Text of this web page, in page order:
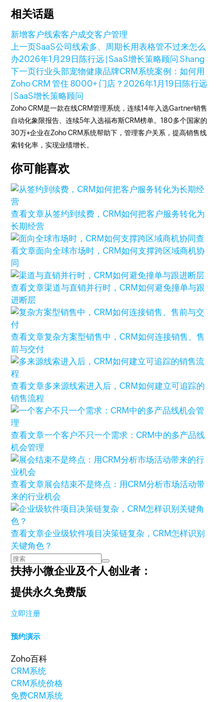
相关话题
新增客户线索客户成交客户管理
上一页SaaS公司线索多、周期长用表格管不过来怎么
办2026年1月29日 陈行远 | SaaS增长策略顾问 Shang
下一页行业头部宠物健康品牌CRM系统案例：如何用
Zoho CRM 管住 8000+ 门店？ 2026年1月19日 陈行远
| SaaS增长策略顾问
Zoho CRM是一款在线CRM管理系统，连续14年入选Gartner销售
自动化象限报告、连续5年入选福布斯CRM榜单。180多个国家的
30万+企业在Zoho CRM系统帮助下，管理客户关系，提高销售线
索转化率，实现业绩增长。
你可能喜欢
查看文章从签约到续费，CRM如何把客户服务转化为
长期经营
查
看文章面向全球市场时，CRM如何支撑跨区域商机协
同
查看文章渠道与直销并行时，CRM如何避免撞单与跟
进断层
查看文章复杂方案型销售中，CRM如何连接销售、售
前与交付
查看文章多来源线索进入后，CRM如何建立可追踪的
销售流程
查看文章一个客户不只一个需求：CRM中的多产品线
机会管理
查看文章展会结束不是终点：用CRM分析市场活动带
来的行业机会
查看文章企业级软件项目决策链复杂，CRM怎样识别
关键角色？
扶持小微企业及个人创业者：
提供永久免费版
立即注册
预约演示
Zoho百科
CRM系统
CRM系统价格
免费CRM系统